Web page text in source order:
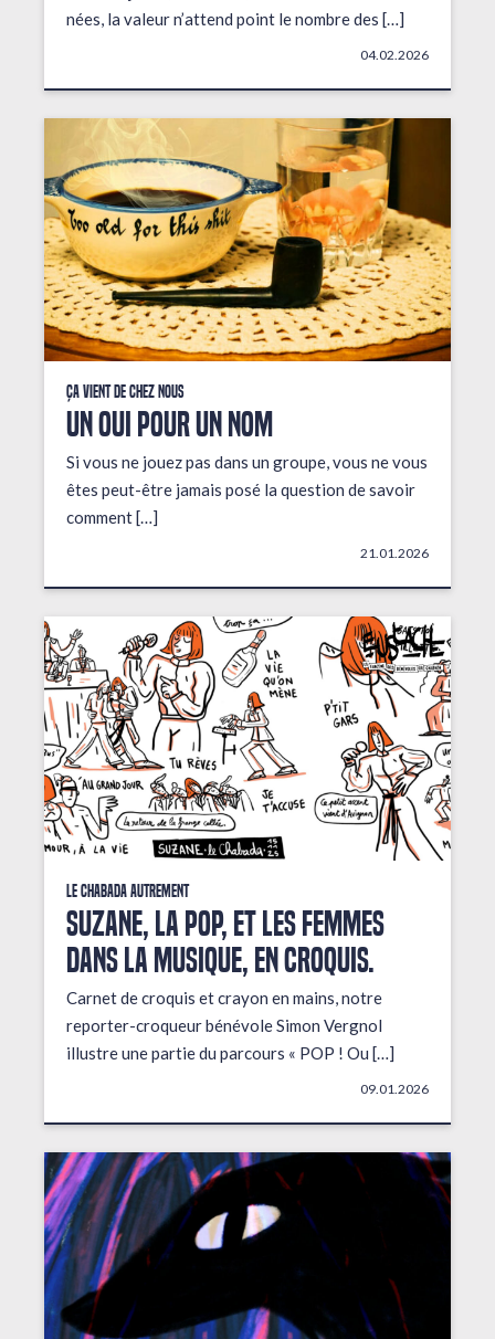
nées, la valeur n’attend point le nombre des […]
04.02.2026
Ça vient de chez nous
UN OUI POUR UN NOM
Si vous ne jouez pas dans un groupe, vous ne vous
êtes peut-être jamais posé la question de savoir
comment […]
21.01.2026
Le Chabada autrement
Suzane, la pop, et les femmes
dans la musique, en croquis.
Carnet de croquis et crayon en mains, notre
reporter-croqueur bénévole Simon Vergnol
illustre une partie du parcours « POP ! Ou […]
09.01.2026